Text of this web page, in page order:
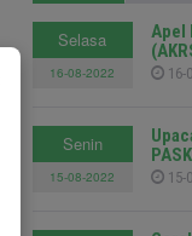
Selasa
16-08-2022
Apel
16-
Senin
15-08-2022 15-